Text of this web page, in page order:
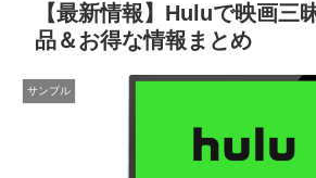
【最新情報】Huluで映画三
品＆お得な情報まとめ
サンプル